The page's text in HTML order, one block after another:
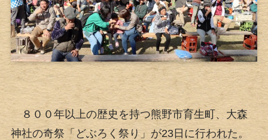
８００年以上の歴史を持つ熊野市育生町、大森
神社の奇祭「どぶろく祭り」が23日に行われた。